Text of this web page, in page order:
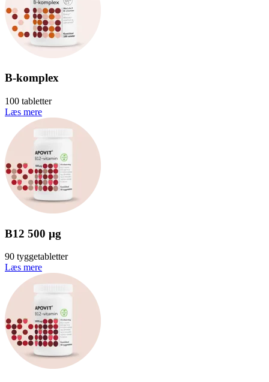
B-komplex
100 tabletter
Læs mere
B12 500 µg
90 tyggetabletter
Læs mere